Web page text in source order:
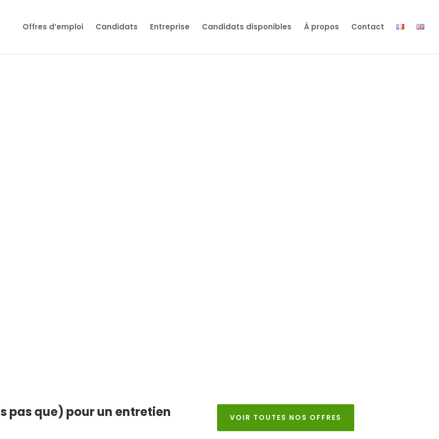
Offres d’emploi Candidats Entreprise Candidats disponibles À propos Contact
pas que) pour un entretien
VOIR TOUTES NOS OFFRES